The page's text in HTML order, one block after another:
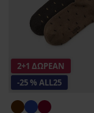
2+1 ΔΩΡΕΑΝ
-25 % ALL25